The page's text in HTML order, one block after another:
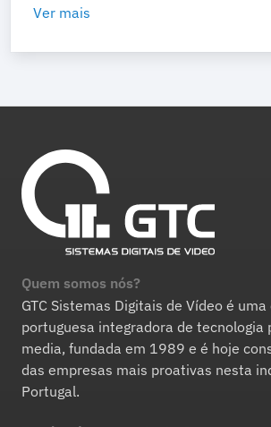
Ver mais
Quem somos nós?
GTC Sistemas Digitais de Vídeo é
portuguesa integradora de tecnologia
media, fundada em 1989 e é hoje
das empresas mais proativas nesta
Portugal.